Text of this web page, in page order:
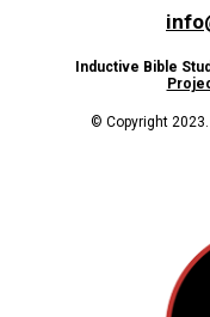
Inductive Bible
© Copyright